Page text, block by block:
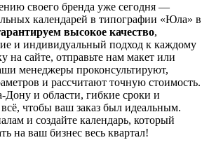
своего бренда уже сегодня —
календарей в типографии «Юла» в
высокое качество,
и индивидуальный подход к каждому
на сайте, отправьте нам макет или
менеджеры проконсультируют,
и рассчитают точную стоимость.
Дону и области, гибкие сроки и
чтобы ваш заказ был идеальным.
и создайте календарь, который
на ваш бизнес весь квартал!